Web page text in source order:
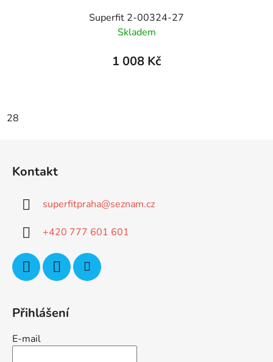
Superfit 2-00324-27
Skladem
1 008 Kč
28
Kontakt
superfitpraha@seznam.cz
+420 777 601 601
Přihlášení
E-mail